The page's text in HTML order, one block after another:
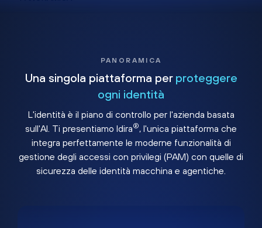
PANORAMICA
Una singola piattaforma per proteggere
ogni identità
L'identità è il piano di controllo per l'azienda basata
sull'AI. Ti presentiamo Idira®, l'unica piattaforma che
integra perfettamente le moderne funzionalità di
gestione degli accessi con privilegi (PAM) con quelle di
sicurezza delle identità macchina e agentiche.